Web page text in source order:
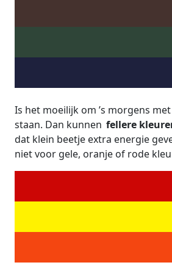
Is het moeilijk om ’s morgens
staan. Dan kunnen fellere
dat klein beetje extra energie
niet voor gele, oranje of rode